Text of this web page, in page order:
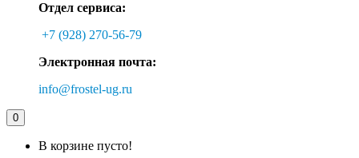
Отдел сервиса:
+7 (928) 270-56-79
Электронная почта:
info@frostel-ug.ru
0
В корзине пусто!